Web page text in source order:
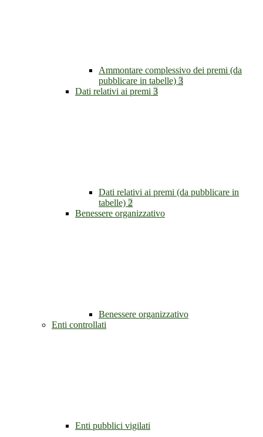
Ammontare complessivo dei premi (da
pubblicare in tabelle) 3
Dati relativi ai premi 3
Dati relativi ai premi (da pubblicare in
tabelle) 2
Benessere organizzativo
Benessere organizzativo
Enti controllati
Enti pubblici vigilati